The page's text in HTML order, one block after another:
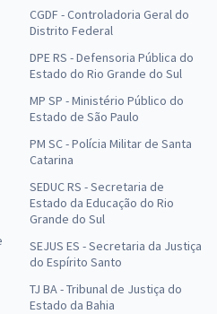
CGDF - Controladoria Geral do
Distrito Federal
DPE RS - Defensoria Pública do
Estado do Rio Grande do Sul
MP SP - Ministério Público do
Estado de São Paulo
PM SC - Polícia Militar de Santa
Catarina
SEDUC RS - Secretaria de
Estado da Educação do Rio
Grande do Sul
SEJUS ES - Secretaria da Justiça
do Espírito Santo
TJ BA - Tribunal de Justiça do
Estado da Bahia